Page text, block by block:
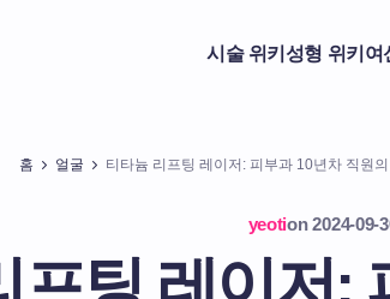
시술 위키 성형 위키 여
홈 얼굴 티타늄 리프팅 레이저: 피부과 10년차 직원
yeotion 2024-09-
프팅 레이저: